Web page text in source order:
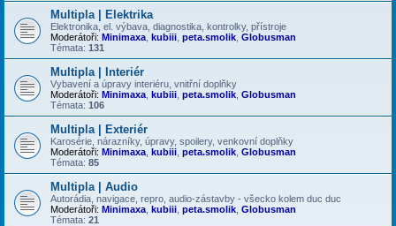
Multipla | Elektrika
Elektronika, el. výbava, diagnostika, kontrolky, přístroje
Moderátoři: Minimaxa kubiii peta.smolik Globusman
Témata: 131
Multipla | Interiér
Vybavení a úpravy interiéru, vnitřní doplňky
Moderátoři: Minimaxa kubiii peta.smolik Globusman
Témata: 106
Multipla | Exteriér
Karosérie, nárazníky, úpravy, spoilery, venkovní doplňky
Moderátoři: Minimaxa kubiii peta.smolik Globusman
Témata: 85
Multipla | Audio
Autorádia, navigace, repro, audio-zástavby - všecko kolem duc duc
Moderátoři: Minimaxa kubiii peta.smolik Globusman
Témata: 21